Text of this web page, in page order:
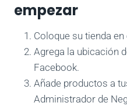
empezar
Coloque su tienda en
Agrega la ubicación
Facebook.
Añade productos a
Administrador de